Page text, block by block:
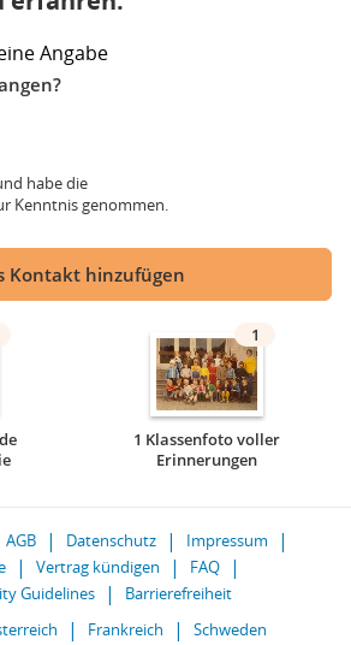
Angabe
habe die
Kenntnis genommen.
Kontakt hinzufügen
1
1 Klassenfoto voller
Erinnerungen
AGB Datenschutz
Impressum
Vertrag kündigen
FAQ
Guidelines
Barrierefreiheit
Frankreich Schweden